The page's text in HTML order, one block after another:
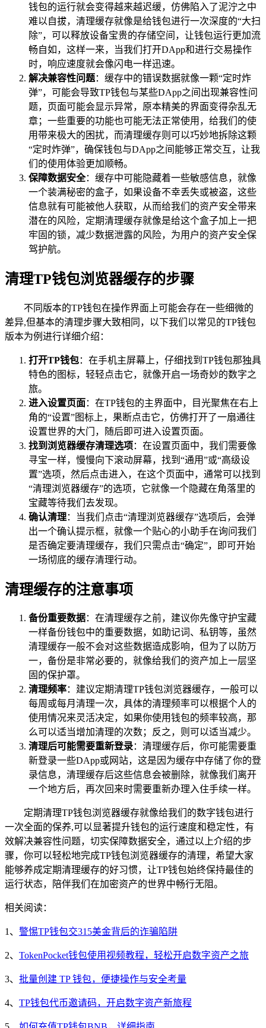
钱包的运行就会变得越来越迟缓，仿佛陷入了泥泞之中
难以自拔，清理缓存就像是给钱包进行一次深度的“大扫
除”，可以释放设备宝贵的存储空间，让钱包运行更加流
畅自如，这样一来，当我们打开DApp和进行交易操作
时，响应速度就会像闪电一样迅速。
解决兼容性问题：缓存中的错误数据就像一颗“定时炸
弹”，可能会导致TP钱包与某些DApp之间出现兼容性问
题，页面可能会显示异常，原本精美的界面变得杂乱无
章；一些重要的功能也可能无法正常使用，给我们的使
用带来极大的困扰，而清理缓存则可以巧妙地拆除这颗
“定时炸弹”，确保钱包与DApp之间能够正常交互，让我
们的使用体验更加顺畅。
保障数据安全：缓存中可能隐藏着一些敏感信息，就像
一个装满秘密的盒子，如果设备不幸丢失或被盗，这些
信息就有可能被他人获取，从而给我们的资产安全带来
潜在的风险，定期清理缓存就像是给这个盒子加上一把
牢固的锁，减少数据泄露的风险，为用户的资产安全保
驾护航。
清理TP钱包浏览器缓存的步骤
不同版本的TP钱包在操作界面上可能会存在一些细微的
差异,但基本的清理步骤大致相同，以下我们以常见的TP钱包
版本为例进行详细介绍：
打开TP钱包：在手机主屏幕上，仔细找到TP钱包那独具
特色的图标，轻轻点击它，就像开启一场奇妙的数字之
旅。
进入设置页面：在TP钱包的主界面中，目光聚焦在右上
角的“设置”图标上，果断点击它，仿佛打开了一扇通往
设置世界的大门，随后即可进入设置页面。
找到浏览器缓存清理选项 ：在设置页面中，我们需要像
寻宝一样，慢慢向下滚动屏幕，找到“通用”或“高级设
置”选项，然后点击进入，在这个页面中，通常可以找到
“清理浏览器缓存”的选项，它就像一个隐藏在角落里的
宝藏等待我们去发现。
确认清理：当我们点击“清理浏览器缓存”选项后，会弹
出一个确认提示框，就像一个贴心的小助手在询问我们
是否确定要清理缓存，我们只需点击“确定”，即可开始
一场彻底的缓存清理行动。
清理缓存的注意事项
备份重要数据：在清理缓存之前，建议你先像守护宝藏
一样备份钱包中的重要数据，如助记词、私钥等，虽然
清理缓存一般不会对这些数据造成影响，但为了以防万
一，备份是非常必要的，就像给我们的资产加上一层坚
固的保护罩。
清理频率：建议定期清理TP钱包浏览器缓存，一般可以
每周或每月清理一次，具体的清理频率可以根据个人的
使用情况来灵活决定，如果你使用钱包的频率较高，那
么可以适当增加清理的次数；反之，则可以适当减少。
清理后可能需要重新登录：清理缓存后，你可能需要重
新登录一些DApp或网站，这是因为缓存中存储了你的登
录信息，清理缓存后这些信息会被删除，就像我们离开
一个地方后，再次回来时需要重新办理入住手续一样。
定期清理TP钱包浏览器缓存就像给我们的数字钱包进行
一次全面的保养,可以显著提升钱包的运行速度和稳定性，有
效解决兼容性问题，切实保障数据安全，通过以上介绍的步
骤，你可以轻松地完成TP钱包浏览器缓存的清理，希望大家
能够养成定期清理缓存的好习惯，让TP钱包始终保持最佳的
运行状态，陪伴我们在加密资产的世界中畅行无阻。
相关阅读：
1、 警惕TP钱包交315美金背后的诈骗陷阱
2、 TokenPocket钱包使用视频教程，轻松开启数字资产之旅
3、 批量创建 TP 钱包，便捷操作与安全考量
4、 TP钱包代币邀请码，开启数字资产新旅程